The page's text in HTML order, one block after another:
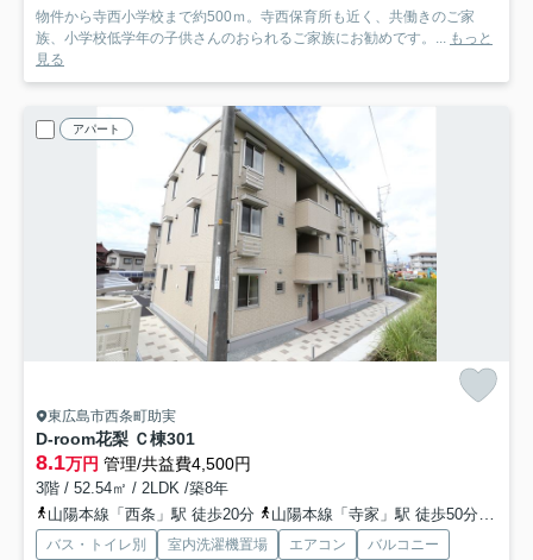
物件から寺西小学校まで約500ｍ。寺西保育所も近く、共働きのご家
族、小学校低学年の子供さんのおられるご家族にお勧めです。...
もっと
見る
アパート
東広島市西条町助実
D-room花梨 Ｃ棟301
8.1万円 管理/共益費4,500円
3階 / 52.54㎡ / 2LDK /築8年
山陽本線「西条」駅 徒歩20分
山陽本線「寺家」駅 徒歩50分
バス・トイレ別 室内洗濯機置場 エアコン
バルコニー